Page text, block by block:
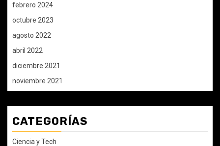
febrero 2024
octubre 2023
agosto 2022
abril 2022
diciembre 2021
noviembre 2021
CATEGORÍAS
Ciencia y Tech